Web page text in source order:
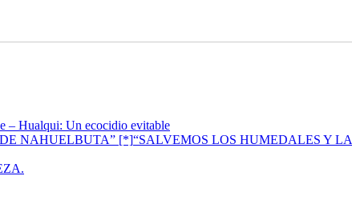
– Hualqui: Un ecocidio evitable
“SALVEMOS LOS HUMEDALES Y